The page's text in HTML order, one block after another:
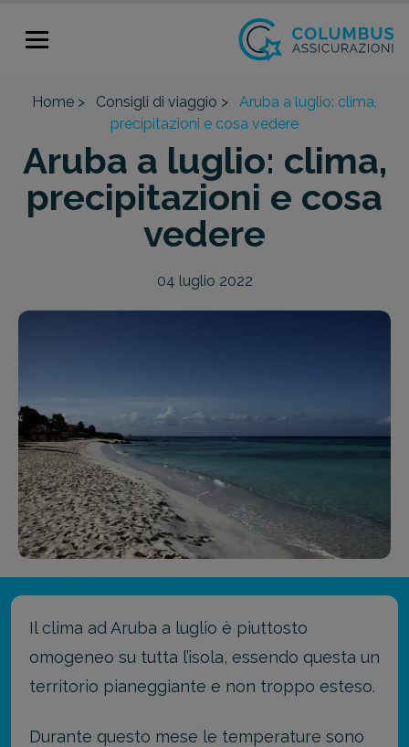
Home > Consigli di viaggio >
Aruba a luglio: clima,
precipitazioni e cosa vedere
Aruba a luglio: clima,
precipitazioni e cosa
vedere
04 luglio 2022
Il clima ad Aruba a luglio è piuttosto
omogeneo su tutta l’isola, essendo questa un
territorio pianeggiante e non troppo esteso.
Durante questo mese le temperature sono